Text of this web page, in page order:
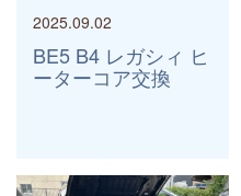
BE5 B4 レガシィ ヒ
ーターコア交換
2025.09.02